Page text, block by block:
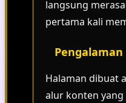
langsung
pertama kali
Halaman dibuat
alur konten